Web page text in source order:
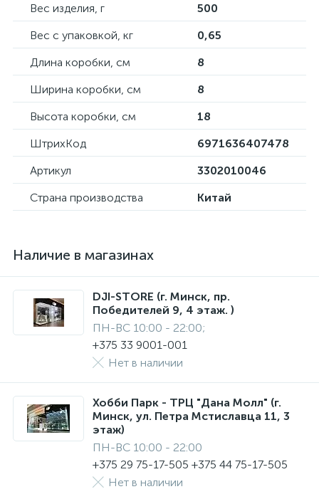
Вес изделия, г
500
Вес с упаковкой, кг
0,65
Длина коробки, см
8
Ширина коробки, см
8
Высота коробки, см
18
ШтрихКод
6971636407478
Артикул
3302010046
Страна производства
Китай
Наличие в магазинах
DJI-STORE (г. Минск, пр.
Победителей 9, 4 этаж. )
ПН-ВС 10:00 - 22:00;
+375 33 9001-001
Нет в наличии
Хобби Парк - ТРЦ "Дана Молл" (г.
Минск, ул. Петра Мстиславца 11, 3
этаж)
ПН-ВС 10:00 - 22:00
+375 29 75-17-505 +375 44 75-17-505
Нет в наличии